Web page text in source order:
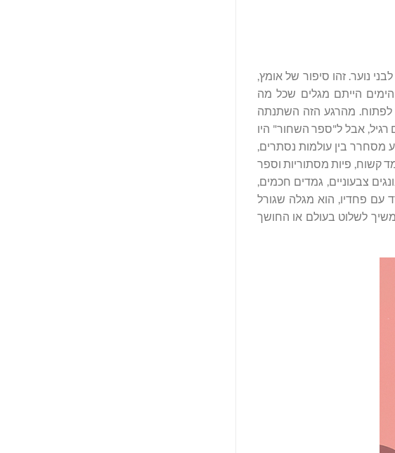
נוער. זהו סיפור של אומץ,
הייתם מגלים שכל מה
לפתוח. מהרגע הזה השתנתה
רגיל, אבל ל"ספר השחור" היו
מסחרר בין עולמות נסתרים,
קשוח, פיות מסתוריות וספר
צבעוניים, גמדים חכמים,
עם פחדיו, הוא מגלה שגורל
לשלוט בעולם או החושך